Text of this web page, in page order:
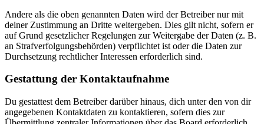
Andere als die oben genannten Daten wird der Betreiber nur mit
deiner Zustimmung an Dritte weitergeben. Dies gilt nicht, sofern er
auf Grund gesetzlicher Regelungen zur Weitergabe der Daten (z. B.
an Strafverfolgungsbehörden) verpflichtet ist oder die Daten zur
Durchsetzung rechtlicher Interessen erforderlich sind.
Gestattung der Kontaktaufnahme
Du gestattest dem Betreiber darüber hinaus, dich unter den von dir
angegebenen Kontaktdaten zu kontaktieren, sofern dies zur